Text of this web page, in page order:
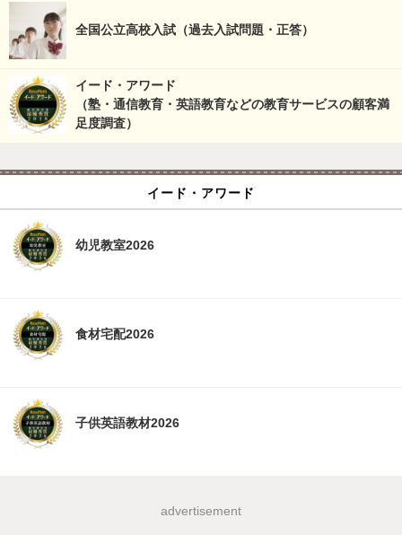
全国公立高校入試（過去入試問題・正答）
イード・アワード
（塾・通信教育・英語教育などの教育サービスの顧客満
足度調査）
イード・アワード
幼児教室2026
食材宅配2026
子供英語教材2026
advertisement